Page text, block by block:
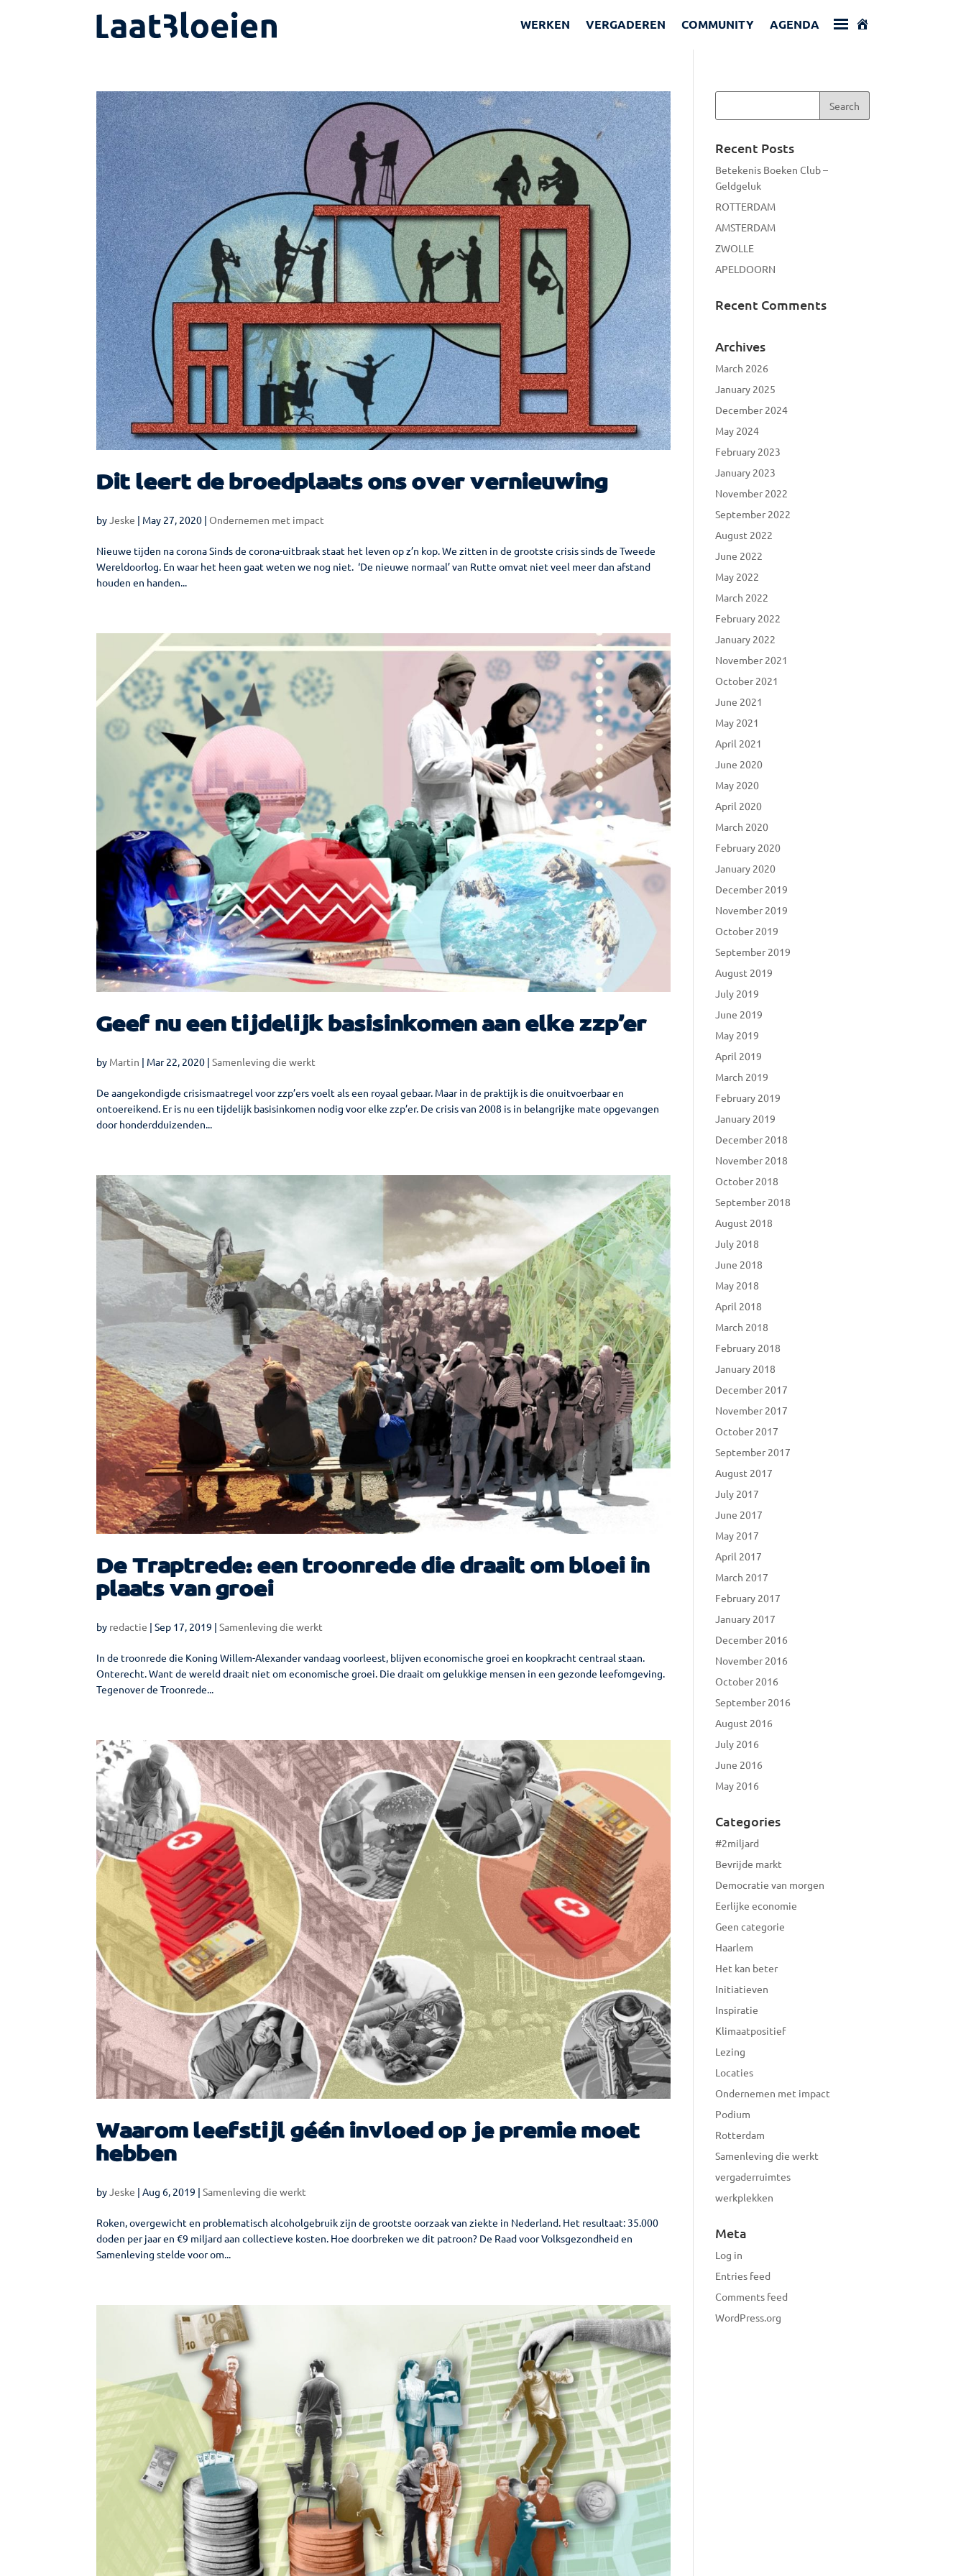
WERKEN VERGADEREN COMMUNITY AGENDA
Dit leert de broedplaats ons over vernieuwing
byJeske | May 27, 2020 |Ondernemen met impact
Nieuwe tijden na corona Sinds de corona-uitbraak staat het leven op z’n kop. We zitten in de grootste crisis sinds de Tweede
Wereldoorlog. En waar het heen gaat weten we nog niet. ‘De nieuwe normaal’ van Rutte omvat niet veel meer dan afstand
houden en handen...
Geef nu een tijdelijk basisinkomen aan elke zzp’er
by Martin | Mar 22, 2020 |Samenleving die werkt
De aangekondigde crisismaatregel voor zzp’ers voelt als een royaal gebaar. Maar in de praktijk is die onuitvoerbaar en
ontoereikend. Er is nu een tijdelijk basisinkomen nodig voor elke zzp’er. De crisis van 2008 is in belangrijke mate opgevangen
door honderdduizenden...
De Traptrede: een troonrede die draait om bloei in
plaats van groei
by redactie |Sep 17, 2019 |Samenleving die werkt
In de troonrede die Koning Willem-Alexander vandaag voorleest, blijven economische groei en koopkracht centraal staan.
Onterecht. Want de wereld draait niet om economische groei. Die draait om gelukkige mensen in een gezonde leefomgeving.
Tegenover de Troonrede...
Waarom leefstijl géén invloed op je premie moet
hebben
byJeske |Aug 6, 2019 |Samenleving die werkt
Roken, overgewicht en problematisch alcoholgebruik zijn de grootste oorzaak van ziekte in Nederland. Het resultaat: 35.000
doden per jaar en €9 miljard aan collectieve kosten. Hoe doorbreken we dit patroon? De Raad voor Volksgezondheid en
Samenleving stelde voor om...
Recent Posts
Betekenis Boeken Club –
Geldgeluk
ROTTERDAM
AMSTERDAM
ZWOLLE
APELDOORN
Recent Comments
Archives
March 2026
January 2025
December 2024
May 2024
February 2023
January 2023
November 2022
September 2022
August 2022
June 2022
May 2022
March 2022
February 2022
January 2022
November 2021
October 2021
June 2021
May 2021
April 2021
June 2020
May 2020
April 2020
March 2020
February 2020
January 2020
December 2019
November 2019
October 2019
September 2019
August 2019
July 2019
June 2019
May 2019
April 2019
March 2019
February 2019
January 2019
December 2018
November 2018
October 2018
September 2018
August 2018
July 2018
June 2018
May 2018
April 2018
March 2018
February 2018
January 2018
December 2017
November 2017
October 2017
September 2017
August 2017
July 2017
June 2017
May 2017
April 2017
March 2017
February 2017
January 2017
December 2016
November 2016
October 2016
September 2016
August 2016
July 2016
June 2016
May 2016
Categories
#2miljard
Bevrijde markt
Democratie van morgen
Eerlijke economie
Geen categorie
Haarlem
Het kan beter
Initiatieven
Inspiratie
Klimaatpositief
Lezing
Locaties
Ondernemen met impact
Podium
Rotterdam
Samenleving die werkt
vergaderruimtes
werkplekken
Meta
Log in
Entries feed
Comments feed
WordPress.org